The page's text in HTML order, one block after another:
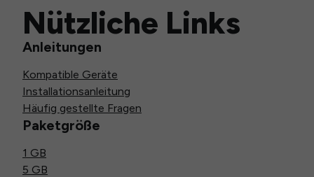
Nützliche Links
Anleitungen
Kompatible Geräte
Installationsanleitung
Häufig gestellte Fragen
Paketgröße
1 GB
5 GB